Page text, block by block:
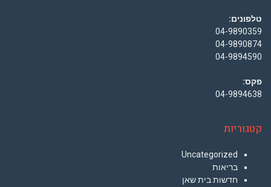
טלפונים:
04-9890359
04-9890874
04-9894590
פקס:
04-9894638
קטגוריות
Uncategorized
בריאות
חדשות בית שאן